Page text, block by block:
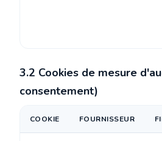
3.2 Cookies de mesure
consentement)
COOKIE FOURNISSEUR